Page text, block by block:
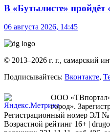
В «Бутылисте» пройдёт
06 августа 2026, 14:45
© 2013–2026 г. г., самарский
Подписывайтесь: Вконтакте,
ООО «ТВпортал»
город».
Регистрационный номер ЭЛ №
Возрастной рейтинг 16+ |